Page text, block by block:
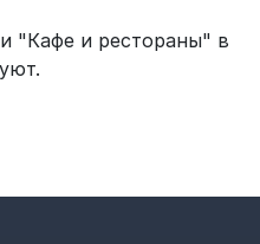
"Кафе и рестораны" в